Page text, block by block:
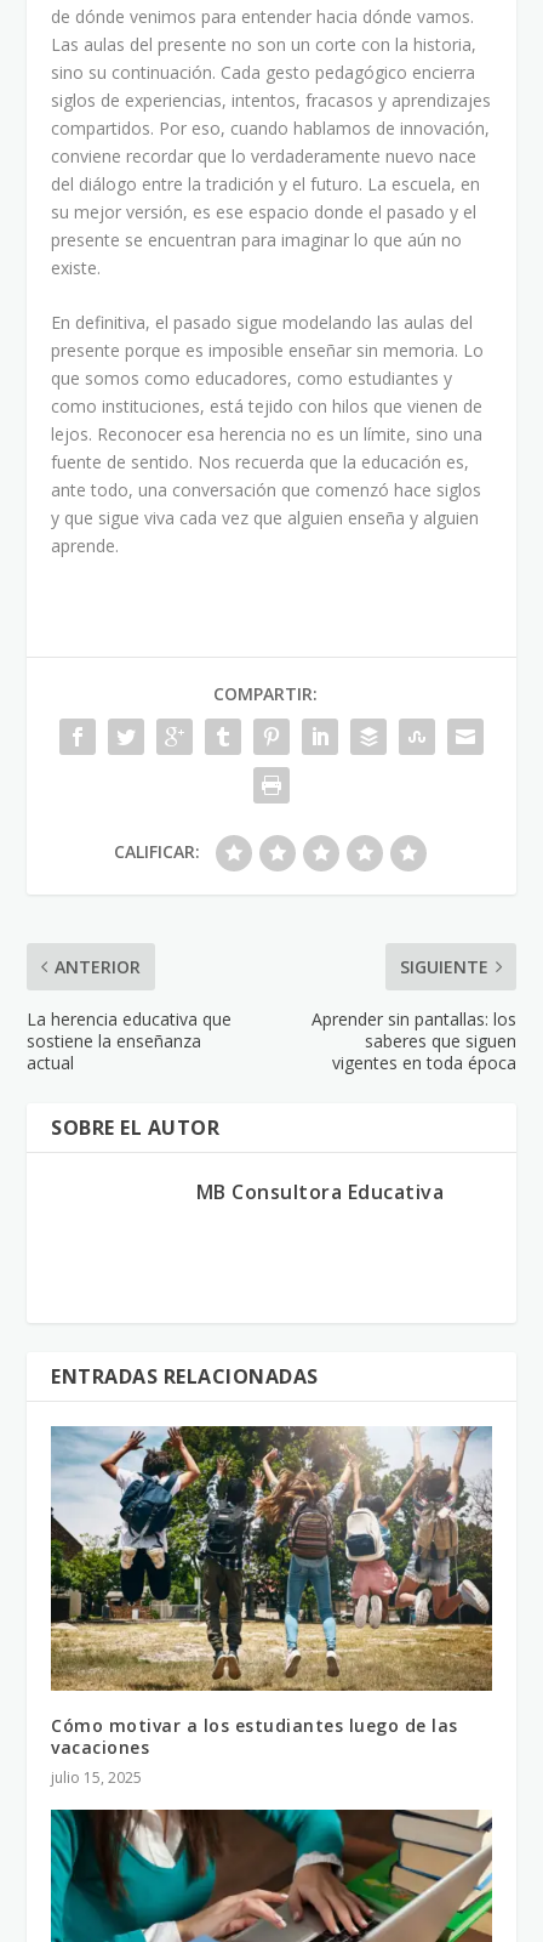
de dónde venimos para entender hacia dónde vamos.
Las aulas del presente no son un corte con la historia,
sino su continuación. Cada gesto pedagógico encierra
siglos de experiencias, intentos, fracasos y aprendizajes
compartidos. Por eso, cuando hablamos de innovación,
conviene recordar que lo verdaderamente nuevo nace
del diálogo entre la tradición y el futuro. La escuela, en
su mejor versión, es ese espacio donde el pasado y el
presente se encuentran para imaginar lo que aún no
existe.
En definitiva, el pasado sigue modelando las aulas del
presente porque es imposible enseñar sin memoria. Lo
que somos como educadores, como estudiantes y
como instituciones, está tejido con hilos que vienen de
lejos. Reconocer esa herencia no es un límite, sino una
fuente de sentido. Nos recuerda que la educación es,
ante todo, una conversación que comenzó hace siglos
y que sigue viva cada vez que alguien enseña y alguien
aprende.
COMPARTIR:
CALIFICAR:
ANTERIOR
La herencia educativa que
sostiene la enseñanza
actual
SIGUIENTE
Aprender sin pantallas: los
saberes que siguen
vigentes en toda época
SOBRE EL AUTOR
MB Consultora Educativa
ENTRADAS RELACIONADAS
Cómo motivar a los estudiantes luego de las
vacaciones
julio 15, 2025